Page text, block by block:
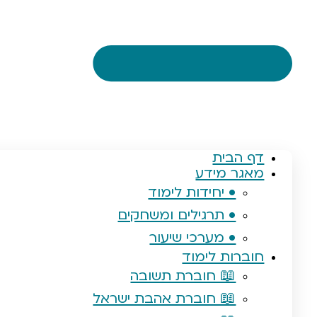
דף הבית
מאגר מידע
• יחידות לימוד
• תרגילים ומשחקים
• מערכי שיעור
חוברות לימוד
📖 חוברת תשובה
📖 חוברת אהבת ישראל